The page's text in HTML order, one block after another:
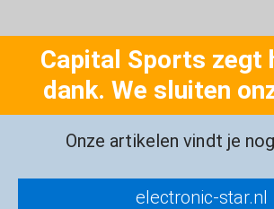
Capital Sports zegt
dank. We sluiten
Onze artikelen vindt je
electronic-star.nl